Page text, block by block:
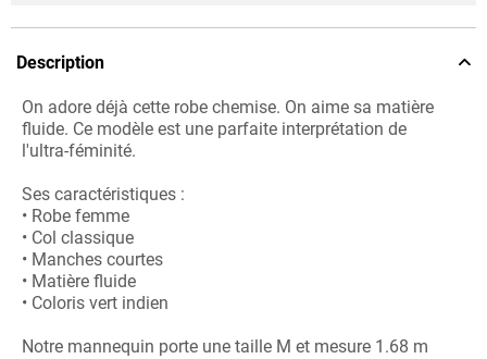
Description
On adore déjà cette robe chemise. On aime sa matière
fluide. Ce modèle est une parfaite interprétation de
l'ultra-féminité.
Ses caractéristiques :
• Robe femme
• Col classique
• Manches courtes
• Matière fluide
• Coloris vert indien
Notre mannequin porte une taille M et mesure 1.68 m